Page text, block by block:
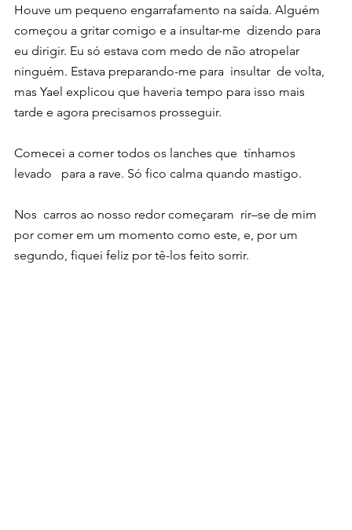
Houve um pequeno engarrafamento na saída. Alguém
começou a gritar comigo e a insultar-me  dizendo para
eu dirigir. Eu só estava com medo de não atropelar
ninguém. Estava preparando-me para  insultar  de volta,
mas Yael explicou que haveria tempo para isso mais
tarde e agora precisamos prosseguir.
Comecei a comer todos os lanches que  tínhamos
levado   para a rave. Só fico calma quando mastigo.
Nos  carros ao nosso redor começaram  rir–se de mim
por comer em um momento como este, e, por um
segundo, fiquei feliz por tê-los feito sorrir.